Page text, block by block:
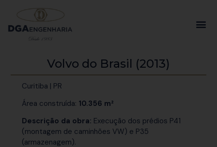
Volvo do Brasil (2013)
Curitiba | PR
Área construída: 10.356 m²
Descrição da obra: Execução dos prédios P41
(montagem de caminhões VW) e P35
(armazenagem).